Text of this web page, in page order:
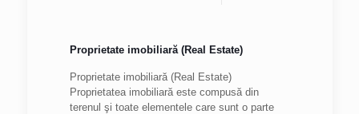
Proprietate imobiliară (Real Estate)
Proprietate imobiliară (Real Estate)
Proprietatea imobiliară este compusă din
terenul şi toate elementele care sunt o parte